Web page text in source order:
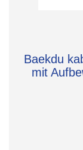
Baekdu
mit